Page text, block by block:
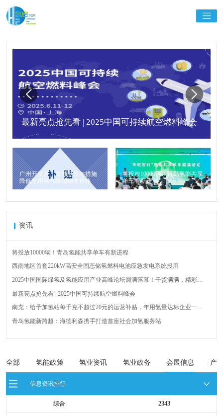
最新亮点抢先看 | 2025中国可持续航空燃料峰会
广州开发区、黄埔区发布措施
降低车用氢气终端销售价格
将投放10000辆！青岛氢能共享
单车有新进程
资讯
将投放10000辆！青岛氢能共享单车有新进程
西南地区首套220kW高安全固态储氢燃料电池应急发电系统投用
2025中国国际绿氢及氢能应用产业高峰论坛圆满落幕！干货满满，精彩瞬
最新亮点抢先看 | 2025中国可持续航空燃料峰会
南充：给予加氢站每千克不超过20元的运营补贴，年用氢量达标企业一次
青岛氢能新跨越：海德利森携手打造首座社会加氢服务站
荷兰氢能产业联盟到访天德工业装备，与市区相关领导就威海文登区氢能
产业发展举办交流会
全部 氢能政策 氢业资讯 氢业政务 会展信息 产
信息资讯排行
综合 2343